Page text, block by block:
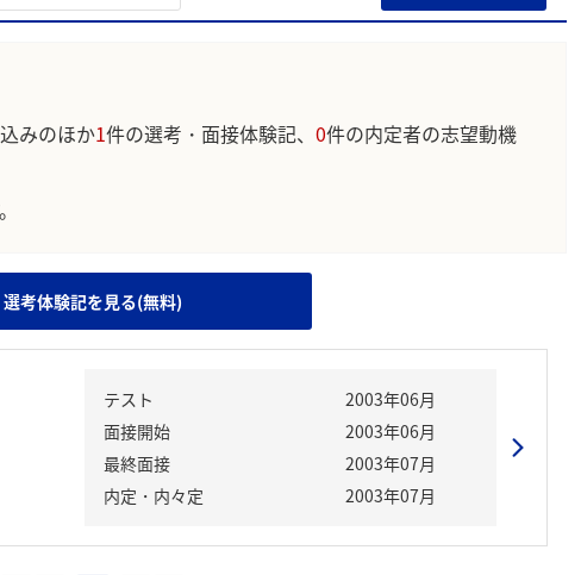
みのほか1件の選考・面接体験記、 0件の内定者の志望動機
選考体験記を見る(無料)
テスト
2003年06月
面接開始
2003年06月
最終面接
2003年07月
内定・内々定
2003年07月